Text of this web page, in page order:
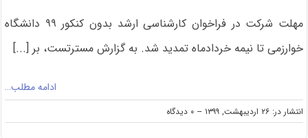
مهلت شرکت در فراخوان کارشناسی ارشد بدون کنکور ۹۹ دانشگاه
خوارزمی تا نیمه خردادماه تمدید شد. به گزارش مسترتست، بر [...]
ادامه مطلب…
انتشار در: ۲۶ اردیبهشت, ۱۳۹۹ -- ۰ دیدگاه
on
تمدید